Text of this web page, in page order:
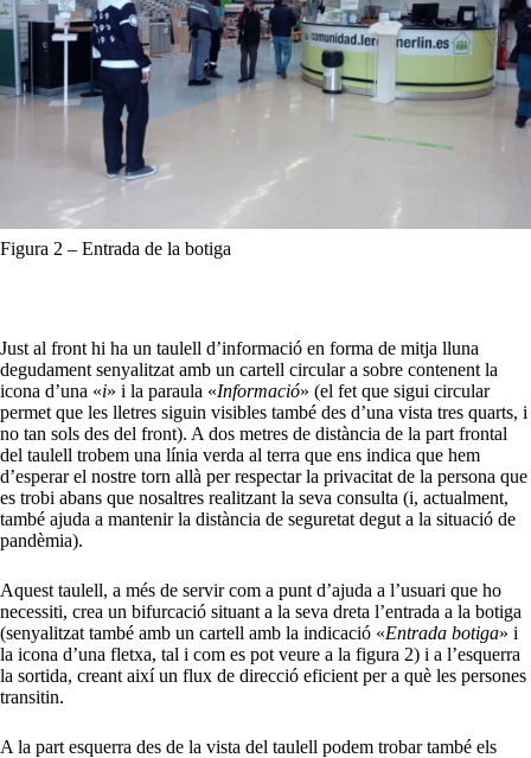
Figura 2 – Entrada de la botiga
Just al front hi ha un taulell d’informació en forma de mitja lluna
degudament senyalitzat amb un cartell circular a sobre contenent la
icona d’una «i» i la paraula «Informació» (el fet que sigui circular
permet que les lletres siguin visibles també des d’una vista tres quarts, i
no tan sols des del front). A dos metres de distància de la part frontal
del taulell trobem una línia verda al terra que ens indica que hem
d’esperar el nostre torn allà per respectar la privacitat de la persona que
es trobi abans que nosaltres realitzant la seva consulta (i, actualment,
també ajuda a mantenir la distància de seguretat degut a la situació de
pandèmia).
Aquest taulell, a més de servir com a punt d’ajuda a l’usuari que ho
necessiti, crea un bifurcació situant a la seva dreta l’entrada a la botiga
(senyalitzat també amb un cartell amb la indicació «Entrada botiga» i
la icona d’una fletxa, tal i com es pot veure a la figura 2) i a l’esquerra
la sortida, creant així un flux de direcció eficient per a què les persones
transitin.
A la part esquerra des de la vista del taulell podem trobar també els